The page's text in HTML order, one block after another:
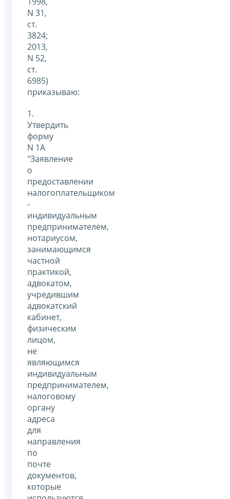
N 31,
ст.
3824;
2013,
N 52,
ст.
6985)
приказываю:
1.
Утвердить
форму
N 1А
"Заявление
о
предоставлении
налогоплательщиком
-
индивидуальным
предпринимателем,
нотариусом,
занимающимся
частной
практикой,
адвокатом,
учредившим
адвокатский
кабинет,
физическим
лицом,
не
являющимся
индивидуальным
предпринимателем,
налоговому
органу
адреса
для
направления
по
почте
документов,
которые